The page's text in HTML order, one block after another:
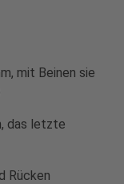
mit Beinen sie
das letzte
Rücken